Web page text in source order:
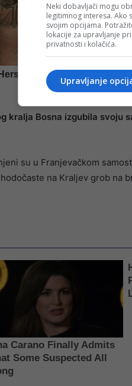
kralja Bosna izgubila svoju
su u Franjevačkom
na Kraljev grob na
Neki dobavljači mogu
legitimnog interesa. Ako
svojim opcijama.
lokacije za upravljanje
privatnosti i kolačića.
Upravljanje